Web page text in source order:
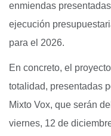
enmiendas
ejecución
para el 2026.
En concreto, el
totalidad, presentadas
Mixto Vox, que serán
viernes, 12 de